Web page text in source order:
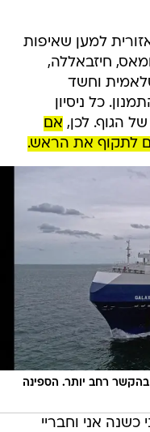
למען שאיפות
חיזבאללה,
וחשד
כל ניסיון
הגוף. לכן, אם
לתקוף את הראש.
בהקשר רחב יותר. הספינה
אני וחבריי